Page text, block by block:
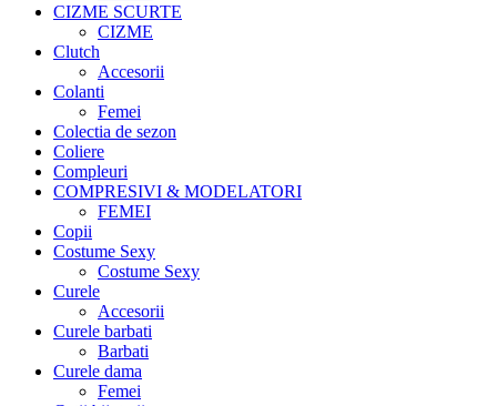
CIZME SCURTE
CIZME
Clutch
Accesorii
Colanti
Femei
Colectia de sezon
Coliere
Compleuri
COMPRESIVI & MODELATORI
FEMEI
Copii
Costume Sexy
Costume Sexy
Curele
Accesorii
Curele barbati
Barbati
Curele dama
Femei